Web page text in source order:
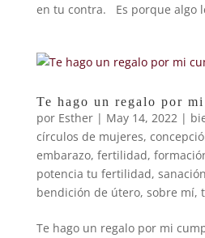
en tu contra. Es porque algo
Te hago un regalo por mi
por Esther| May 14, 2022|
círculos de mujeres,
embarazo, fertilidad,
potencia tu fertilidad, sanación
bendición de útero, sobre mí,
Te hago un regalo por mi